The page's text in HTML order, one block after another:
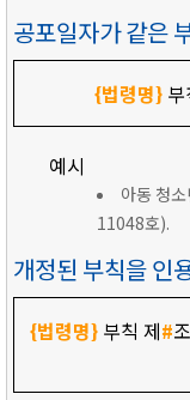
공포일자가 같은
{법령명}부
예시
아동 청
11048호).
개정된 부칙을 인
{법령명}부칙 제#